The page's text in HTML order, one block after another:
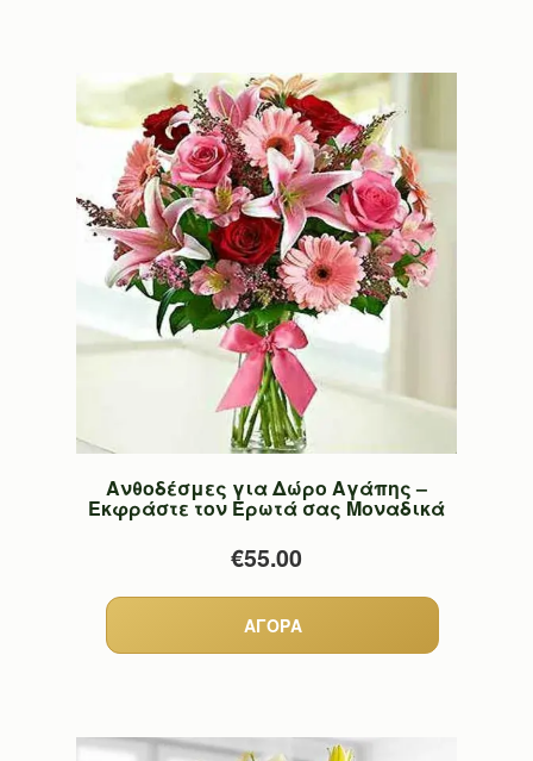
Ανθοδέσμες για Δώρο Αγάπης –
Εκφράστε τον Έρωτά σας Μοναδικά
€55.00